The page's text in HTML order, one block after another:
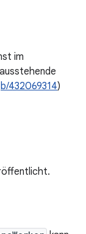
im
b/432069314)